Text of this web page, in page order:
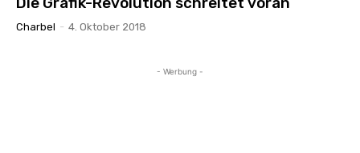
Charbel - 4. Oktober 2018
- Werbung -